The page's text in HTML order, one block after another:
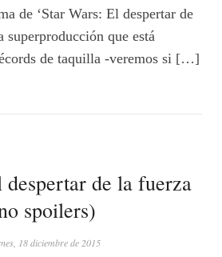
de ‘Star Wars: El despertar de
superproducción que está
de taquilla -veremos si […]
despertar de la fuerza
spoilers)
18 diciembre de 2015